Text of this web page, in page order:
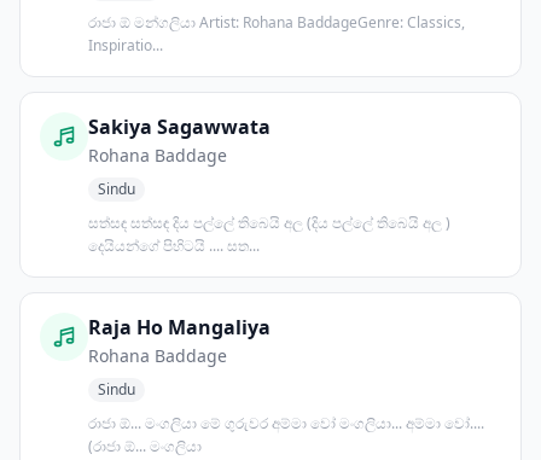
රාජා ඕ මන්ගලියා Artist: Rohana BaddageGenre: Classics,
Inspiratio...
Sakiya Sagawwata
Rohana Baddage
Sindu
සත්සඳ සත්සඳ දිය පල්ලේ තිබෙයි අල (දිය පල්ලේ තිබෙයි අල )
දෙයියන්ගේ පිහිටයි .... සත...
Raja Ho Mangaliya
Rohana Baddage
Sindu
රාජා ඕ... මංගලියා මේ ගුරුවර අම්මා වෝ මංගලියා... අම්මා වෝ....
(රාජා ඕ... මංගලියා